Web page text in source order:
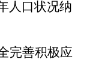
人口状况纳
完善积极应